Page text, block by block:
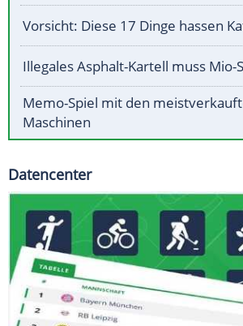
Vorsicht: Diese 17 Dinge hassen
Illegales Asphalt-Kartell muss Mio-
Memo-Spiel mit den
Maschinen
Datencenter